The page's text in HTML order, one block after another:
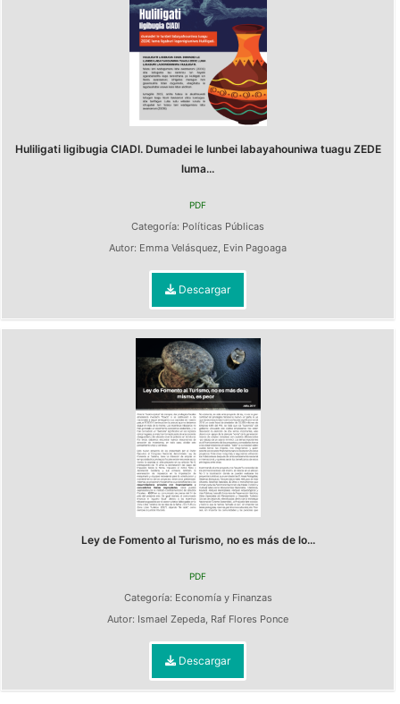
Huliligati ligibugia CIADI. Dumadei le lunbei labayahouniwa tuagu ZEDE
luma...
PDF
Categoría: Políticas Públicas
Autor: Emma Velásquez, Evin Pagoaga
Descargar
Ley de Fomento al Turismo, no es más de lo...
PDF
Categoría: Economía y Finanzas
Autor: Ismael Zepeda, Raf Flores Ponce
Descargar